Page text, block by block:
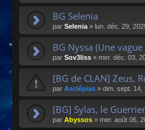
BG Selenia
par Selenia» lun. déc. 29,
BG Nyssa (Une
par Sov3liss » mer. déc. 03,
[BG de CLAN] Zeus,
par Asclépias » dim. sept. 14,
[BG] Sylas, le
par Abyssos » mer. août 06,